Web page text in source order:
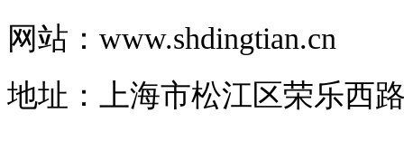
网站：www.shdingtian.cn
地址：上海市松江区荣乐西